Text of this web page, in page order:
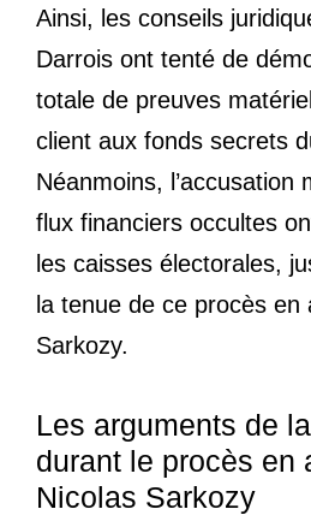
Ainsi, les conseils
Darrois ont tenté de
totale de preuves
client aux fonds secrets
Néanmoins, l’accusation
flux financiers occultes
les caisses électorales,
la tenue de ce procès en
Sarkozy.
Les arguments de
durant le procès en
Nicolas Sarkozy